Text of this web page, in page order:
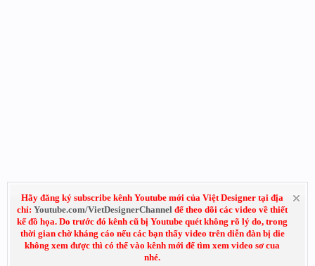
Hãy đăng ký subscribe kênh Youtube mới của Việt Designer tại địa
chỉ: Youtube.com/VietDesignerChannel để theo dõi các video về thiết
kế đồ họa. Do trước đó kênh cũ bị Youtube quét không rõ lý do, trong
thời gian chờ kháng cáo nếu các bạn thấy video trên diễn đàn bị die
không xem được thì có thể vào kênh mới để tìm xem video sơ cua
nhé.